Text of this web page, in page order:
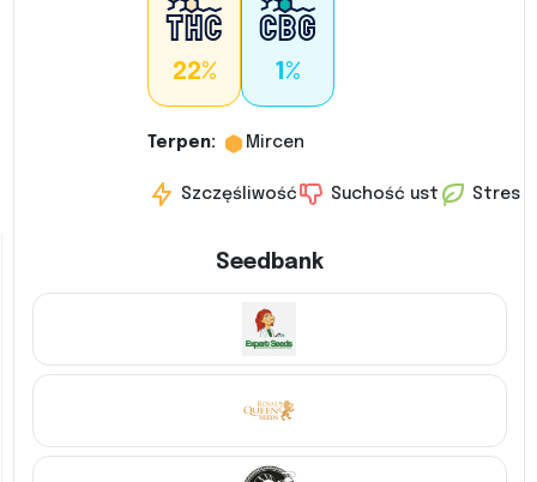
22% 1%
Terpen: Mircen
Szczęśliwość Suchość ust Stres
Seedbank